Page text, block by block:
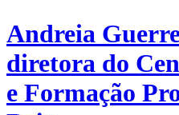
Andreia
diretora do
e Formação